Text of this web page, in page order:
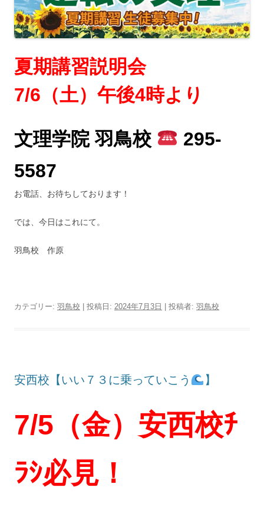
夏期講習説明会
7/6（土）午後4時より
文理学院 羽鳥校
295-
5587
お電話、お待ちしております！
では、今日はこれにて。
羽鳥校 作原
カテゴリー: 羽鳥校 | 投稿日: 2024年7月3日 投稿者: 羽鳥校
安西校【いい７３に乗っていこう 】
7/5（金）安西校ﾁ
ﾗｼ必見！